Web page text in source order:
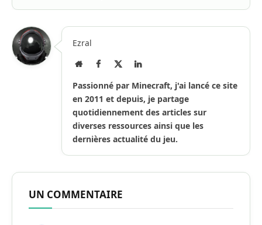
Ezral
Site
Facebook LinkedIn
Passionné par Minecraft, j'ai lancé ce site
en 2011 et depuis, je partage
quotidiennement des articles sur
diverses ressources ainsi que les
dernières actualité du jeu.
UN COMMENTAIRE